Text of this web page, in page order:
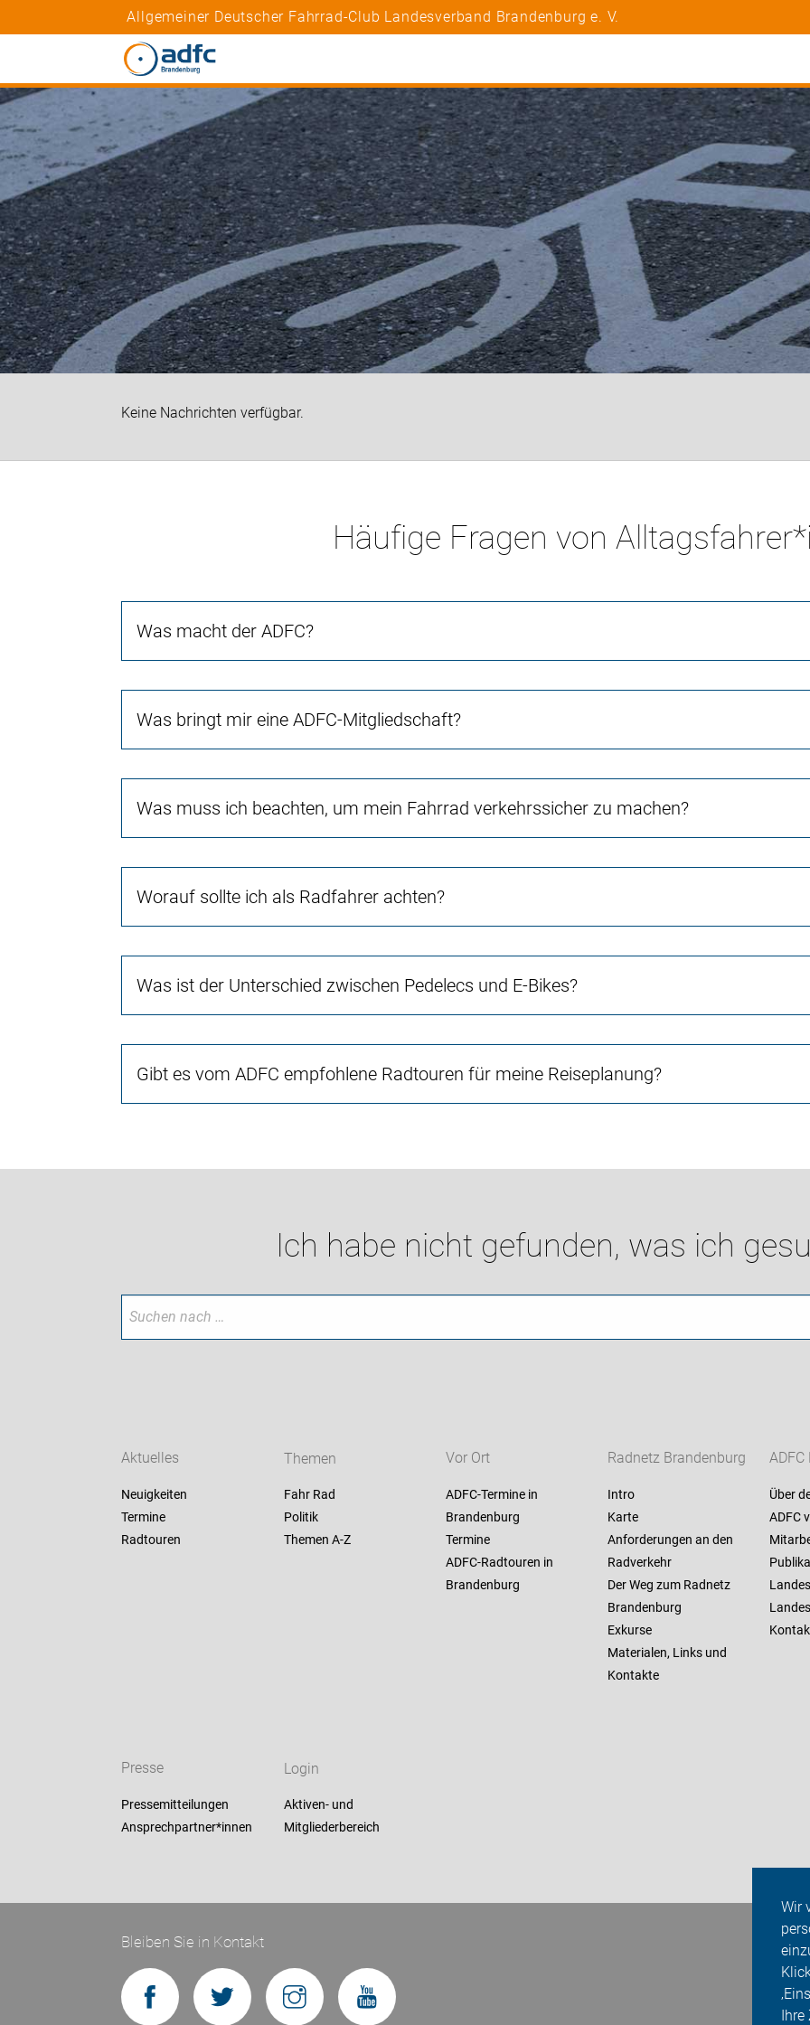
Wir
Ihre
Allgemeiner Deutscher Fahrrad-Club Landesverband Brandenburg e. V.
Keine Nachrichten verfügbar.
Häufige Fragen von
Was macht der ADFC?
Was bringt mir eine ADFC-Mitgliedschaft?
Was muss ich beachten, um mein Fahrrad verkehrssicher zu machen?
Worauf sollte ich als Radfahrer achten?
Was ist der Unterschied zwischen Pedelecs und E-Bikes?
Gibt es vom ADFC empfohlene Radtouren für meine Reiseplanung?
Ich habe nicht gefunden, was ich
Aktuelles
Neuigkeiten
Termine
Radtouren
Themen
Fahr Rad
Politik
Themen A-Z
Vor Ort
ADFC-Termine in
Brandenburg
Termine
ADFC-Radtouren in
Brandenburg
Radnetz Brandenburg
Intro
Karte
Anforderungen an den
Radverkehr
Der Weg zum Radnetz
Brandenburg
Exkurse
Materialen, Links und
Kontakte
Über
ADFC
Presse
Pressemitteilungen
Ansprechpartner*innen
Login
Aktiven- und
Mitgliederbereich
Bleiben Sie in Kontakt